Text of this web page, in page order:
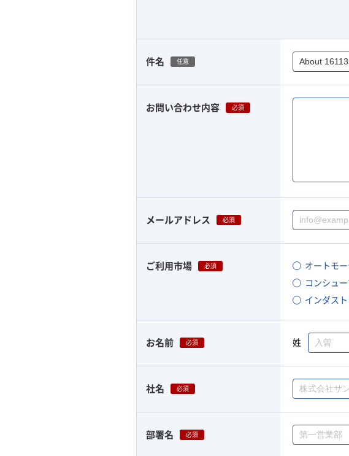
件名 任意
お問い合わせ内容 必須
メールアドレス 必須
ご利用市場 必須
オートモ
コンシュ
インダス
お名前 必須 姓
社名 必須
部署名 必須